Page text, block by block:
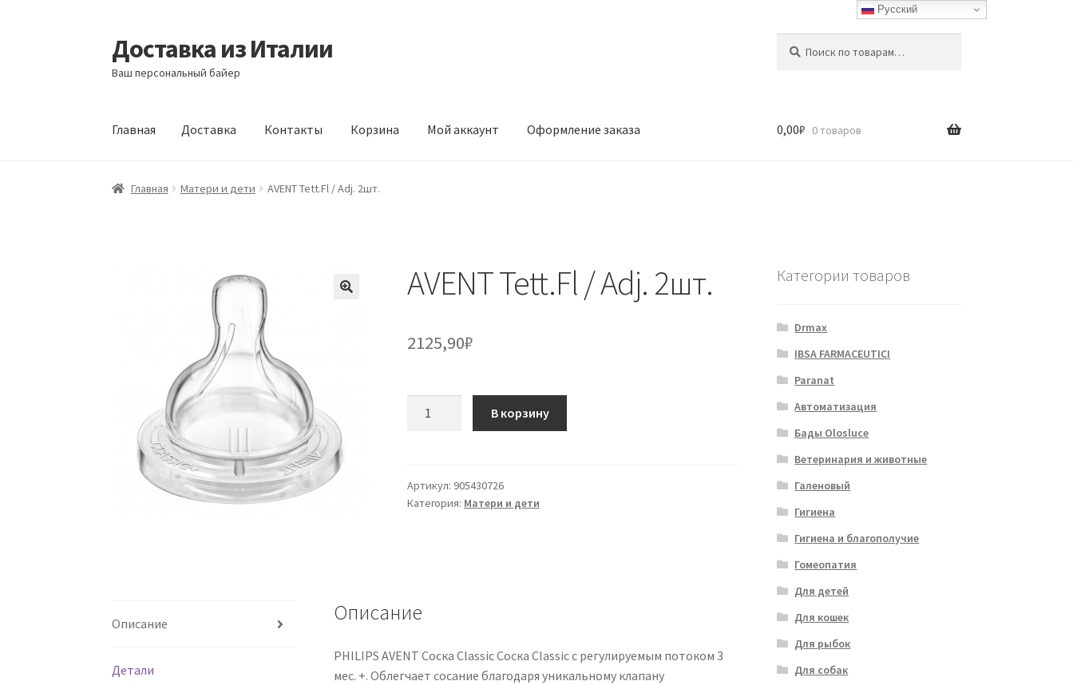
Перейти
к
навигации
Перейти
к
содержимому
Доставка из Италии
Ваш персональный байер
Главная Доставка Контакты Корзина Мой аккаунт Оформление заказа
Главная Доставка КонтактыКорзинаМой аккаунт
0,00₽ 0 товаров
Главная Матери и дети AVENT Tett.Fl / Adj. 2шт.
AVENT Tett.Fl / Adj. 2шт.
2125,90₽
/
Adj.
В корзину
Артикул: 905430726
Категория: Матери и дети
Описание
Детали
Описание
PHILIPS AVENT Соска Classic Соска Classic с регулируемым потоком 3
мес. +. Облегчает сосание благодаря уникальному клапану
Категории товаров
Drmax
IBSA FARMACEUTICI
Paranat
Автоматизация
Бады Olosluce
Ветеринария и животные
Галеновый
Гигиена
Гигиена и благополучие
Гомеопатия
Для детей
Для кошек
Для рыбок
Для собак
Русский